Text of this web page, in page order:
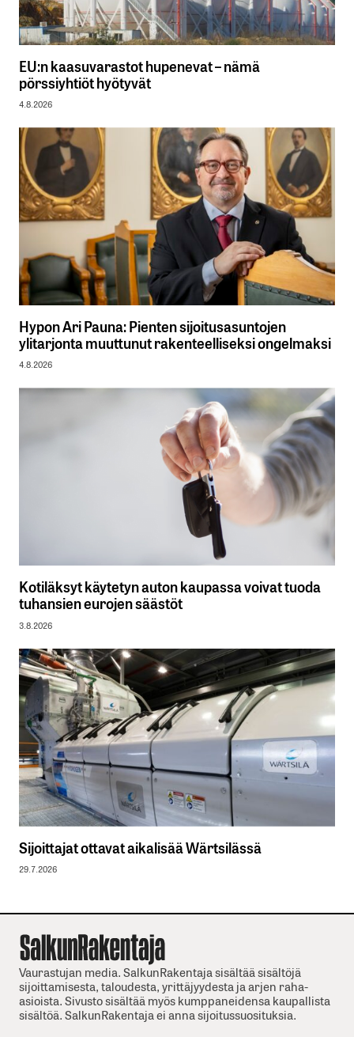
EU:n kaasuvarastot hupenevat – nämä
pörssiyhtiöt hyötyvät
4.8.2026
Hypon Ari Pauna: Pienten sijoitusasuntojen
ylitarjonta muuttunut rakenteelliseksi ongelmaksi
4.8.2026
Kotiläksyt käytetyn auton kaupassa voivat tuoda
tuhansien eurojen säästöt
3.8.2026
Sijoittajat ottavat aikalisää Wärtsilässä
29.7.2026
Vaurastujan media. SalkunRakentaja sisältää sisältöjä
sijoittamisesta, taloudesta, yrittäjyydesta ja arjen raha-
asioista. Sivusto sisältää myös kumppaneidensa kaupallista
sisältöä. SalkunRakentaja ei anna sijoitussuosituksia.